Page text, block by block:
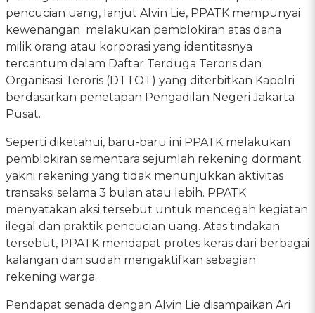
pencucian uang, lanjut Alvin Lie, PPATK mempunyai
kewenangan melakukan pemblokiran atas dana
milik orang atau korporasi yang identitasnya
tercantum dalam Daftar Terduga Teroris dan
Organisasi Teroris (DTTOT) yang diterbitkan Kapolri
berdasarkan penetapan Pengadilan Negeri Jakarta
Pusat.
Seperti diketahui, baru-baru ini PPATK melakukan
pemblokiran sementara sejumlah rekening dormant
yakni rekening yang tidak menunjukkan aktivitas
transaksi selama 3 bulan atau lebih. PPATK
menyatakan aksi tersebut untuk mencegah kegiatan
ilegal dan praktik pencucian uang. Atas tindakan
tersebut, PPATK mendapat protes keras dari berbagai
kalangan dan sudah mengaktifkan sebagian
rekening warga.
Pendapat senada dengan Alvin Lie disampaikan Ari